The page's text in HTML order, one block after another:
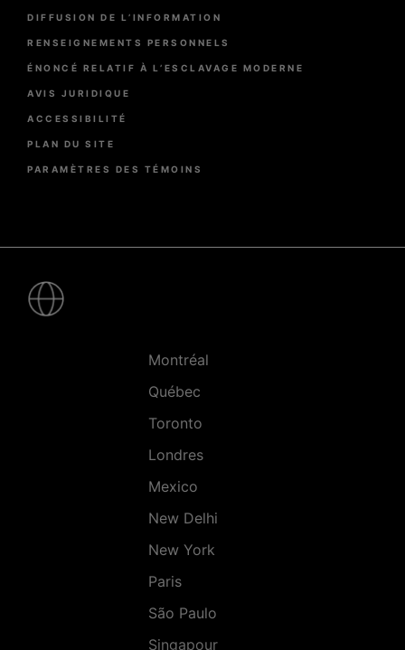
Menu
de
page
DIFFUSION DE L’INFORMATION
RENSEIGNEMENTS PERSONNELS
ÉNONCÉ RELATIF À L’ESCLAVAGE MODERNE
AVIS JURIDIQUE
ACCESSIBILITÉ
PLAN DU SITE
PARAMÈTRES DES TÉMOINS
Montréal
Québec
Toronto
Londres
Mexico
New Delhi
New York
Paris
São Paulo
Singapour